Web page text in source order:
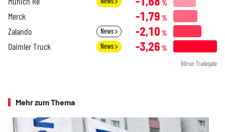
%
Merck -1,79 %
Zalando News -2,10 %
Daimler Truck News -3,26 %
Börse: Tradegate
Mehr zum Thema